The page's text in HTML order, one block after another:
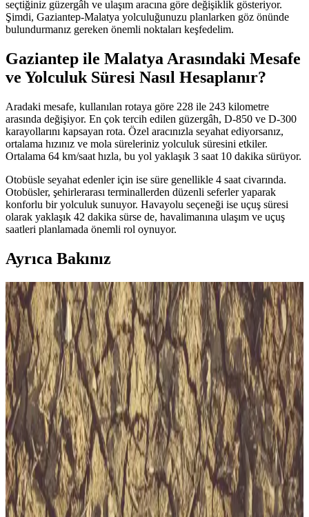
seçtiğiniz güzergâh ve ulaşım aracına göre değişiklik gösteriyor.
Şimdi, Gaziantep-Malatya yolculuğunuzu planlarken göz önünde
bulundurmanız gereken önemli noktaları keşfedelim.
Gaziantep ile Malatya Arasındaki Mesafe
ve Yolculuk Süresi Nasıl Hesaplanır?
Aradaki mesafe, kullanılan rotaya göre 228 ile 243 kilometre
arasında değişiyor. En çok tercih edilen güzergâh, D-850 ve D-300
karayollarını kapsayan rota. Özel aracınızla seyahat ediyorsanız,
ortalama hızınız ve mola süreleriniz yolculuk süresini etkiler.
Ortalama 64 km/saat hızla, bu yol yaklaşık 3 saat 10 dakika sürüyor.
Otobüsle seyahat edenler için ise süre genellikle 4 saat civarında.
Otobüsler, şehirlerarası terminallerden düzenli seferler yaparak
konforlu bir yolculuk sunuyor. Havayolu seçeneği ise uçuş süresi
olarak yaklaşık 42 dakika sürse de, havalimanına ulaşım ve uçuş
saatleri planlamada önemli rol oynuyor.
Ayrıca Bakınız
İzmir’de Güncel Pratik ve Ekonomik Alışveriş
Yöntemleri ve Şehir Yaşamı Analizi
İzmir’de gıda fiyatları, ulaşım ve iklim özellikleriyle pratik
alışverişin güncel yönleri ve şehir yaşamını kolaylaştıran faktörler
detaylı inceleniyor.
Bursa'da Metro ve Toplu Taşıma Ücretleri 2025
Güncel Durum ve Analizleri
Bursa'da 2025 itibarıyla metro ve toplu taşıma ücretleri
güncellenerek vatandaşların ulaşım maliyetleri artarken, alternatifler
ve etkileri detaylı analiz edilmiştir.
Tokat Giresun Arası Mesafe ve Yolculuk Rehberi:
Ulaşım Seçenekleri ve Güzergahlar